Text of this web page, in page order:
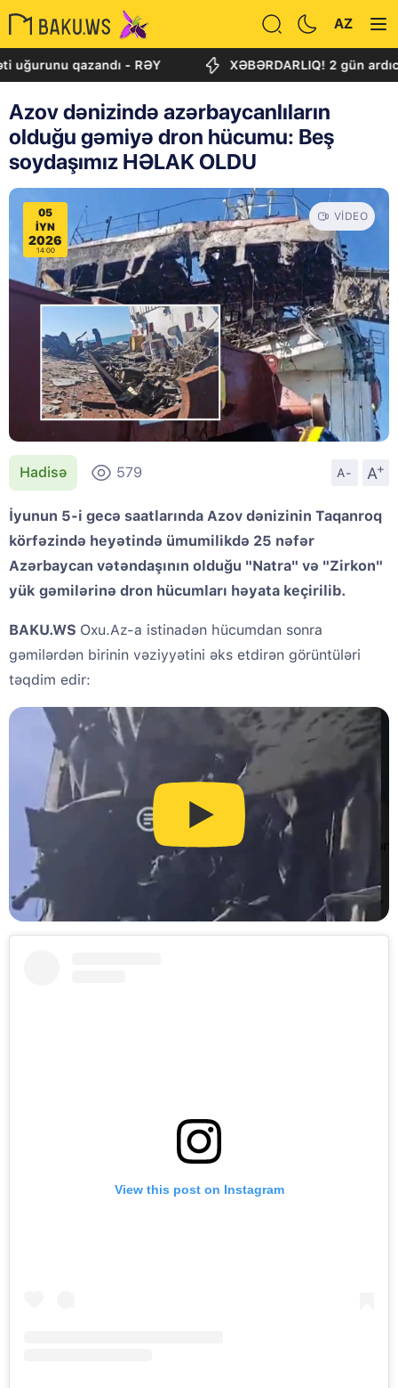
AZ
qazandı - RƏY XƏBƏRDARLIQ! 2 gün ardıcıl
Azov dənizində azərbaycanlıların
olduğu gəmiyə dron hücumu: Beş
soydaşımız HƏLAK OLDU
05
IYN
2026
14:00
VIDEO
Hadisə 579 A- A
+
İyunun 5-i gecə saatlarında Azov dənizinin Taqanroq
körfəzində heyətində ümumilikdə 25 nəfər
Azərbaycan vətəndaşının olduğu "Natra" və "Zirkon"
yük gəmilərinə dron hücumları həyata keçirilib.
BAKU.WS Oxu.Az-a istinadən hücumdan sonra
gəmilərdən birinin vəziyyətini əks etdirən görüntüləri
təqdim edir:
View this post on Instagram